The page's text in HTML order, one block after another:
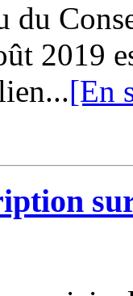
du
2019
[En